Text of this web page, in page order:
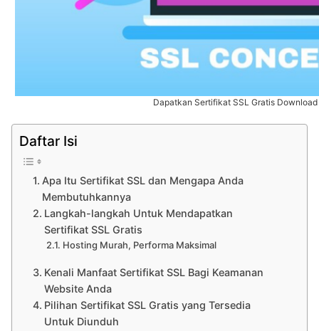
Dapatkan Sertifikat SSL Gratis
Daftar Isi
Apa Itu Sertifikat SSL dan Mengapa Anda
Membutuhkannya
Langkah-langkah Untuk Mendapatkan
Sertifikat SSL Gratis
Hosting Murah, Performa Maksimal
Kenali Manfaat Sertifikat SSL Bagi Keamanan
Website Anda
Pilihan Sertifikat SSL Gratis yang Tersedia
Untuk Diunduh